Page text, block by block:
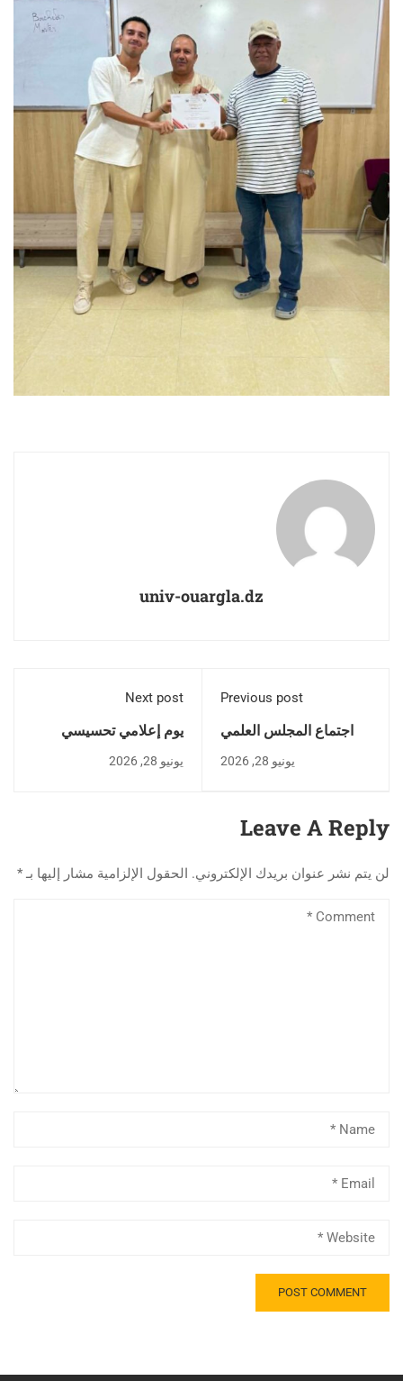
univ-ouargla.dz
Previous post
اجتماع المجلس العلمي
لجامعة قاصدي مرباح
يونيو 28, 2026
Next post
يوم إعلامي تحسيسي
بجامعة قاصدي مرباح
ورقلة لتعزيز الصحة
يونيو 28, 2026
Leave A Reply
لن يتم نشر عنوان بريدك الإلكتروني. الحقول الإلزامية مشار إليها بـ *